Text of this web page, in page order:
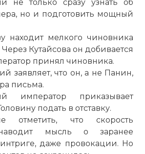
не только сразу узнать об
но и подготовить мощный
находит мелкого чиновника
Кутайсова он добивается
принял чиновника.
заявляет, что он, а не Панин,
письма.
император приказывает
подать в отставку.
отметить, что скорость
мысль о заранее
даже провокации. Но